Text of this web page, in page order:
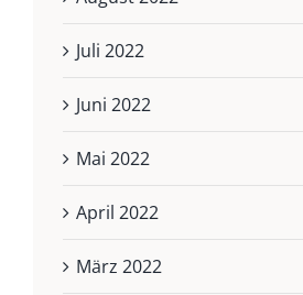
Juli 2022
Juni 2022
Mai 2022
April 2022
März 2022